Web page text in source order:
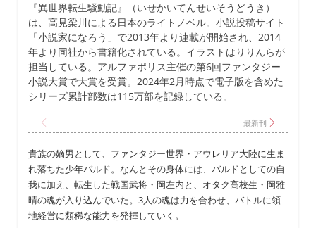
『異世界転生騒動記』（いせかいてんせいそうどうき）
は、高見梁川による日本のライトノベル。小説投稿サイト
「小説家になろう」で2013年より連載が開始され、2014
年より同社から書籍化されている。イラストはりりんらが
担当している。アルファポリス主催の第6回ファンタジー
小説大賞で大賞を受賞。2024年2月時点で電子版を含めた
シリーズ累計部数は115万部を記録している。
貴族の嫡男として、ファンタジー世界・アウレリア大陸に生ま
れ落ちた少年バルド。なんとその身体には、バルドとしての自
我に加え、転生した戦国武将・岡左内と、オタク高校生・岡雅
晴の魂が入り込んでいた。3人の魂は力を合わせ、バトルに領
地経営に類稀な能力を発揮していく。